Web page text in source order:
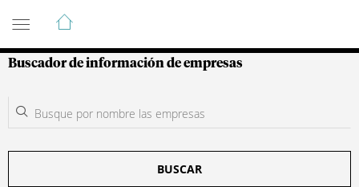
Guía de Empresas Colombianas
Buscador de información de empresas
BUSCAR